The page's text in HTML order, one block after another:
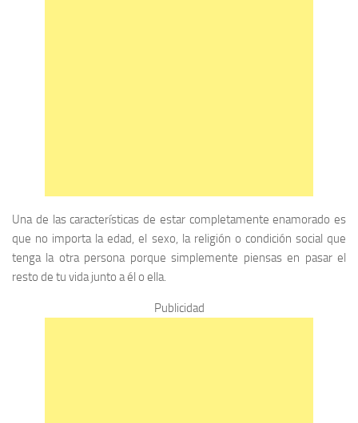
Una de las características de estar completamente enamorado es
que no importa la edad, el sexo, la religión o condición social que
tenga la otra persona porque simplemente piensas en pasar el
resto de tu vida junto a él o ella.
Publicidad